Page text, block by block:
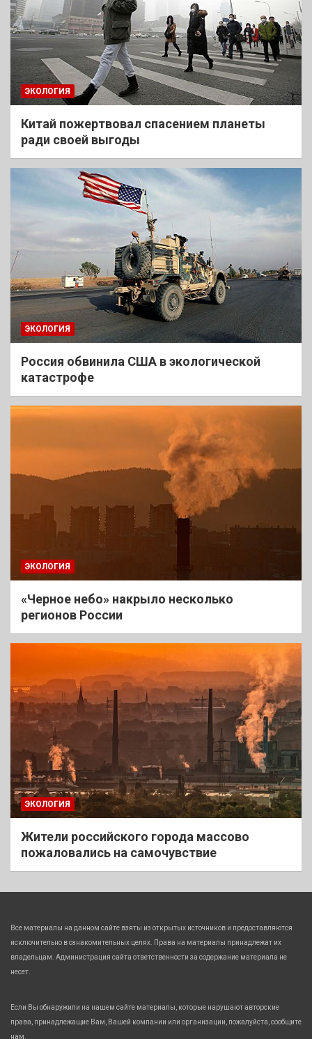
ЭКОЛОГИЯ
Китай пожертвовал спасением планеты
ради своей выгоды
ЭКОЛОГИЯ
Россия обвинила США в экологической
катастрофе
ЭКОЛОГИЯ
«Черное небо» накрыло несколько
регионов России
ЭКОЛОГИЯ
Жители российского города массово
пожаловались на самочувствие
Все материалы на данном сайте взяты из открытых источников и предоставляются
исключительно в ознакомительных целях. Права на материалы принадлежат их
владельцам. Администрация сайта ответственности за содержание материала не
несет.
Если Вы обнаружили на нашем сайте материалы, которые нарушают авторские
права, принадлежащие Вам, Вашей компании или организации, пожалуйста, сообщите
нам.